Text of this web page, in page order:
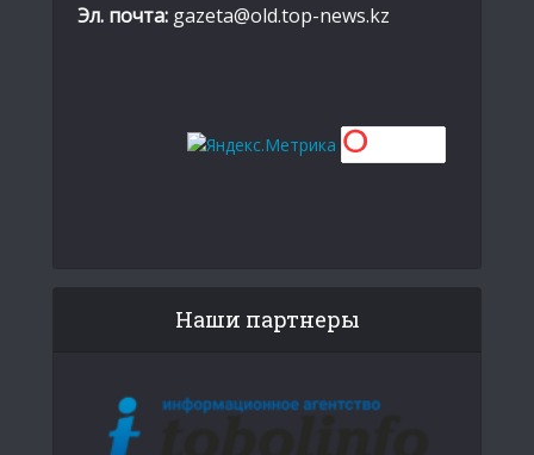
Эл. почта: gazeta@old.top-news.kz
Наши партнеры